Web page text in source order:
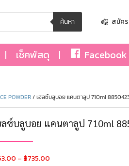
ค้นหา สมัค
เช็คพัสดุ Facebook
POWDER/ เฮลซ์บลูบอย แคนตาลูป 710ml
ลซ์บลูบอย แคนตาลูป 710ml
– ฿735.00